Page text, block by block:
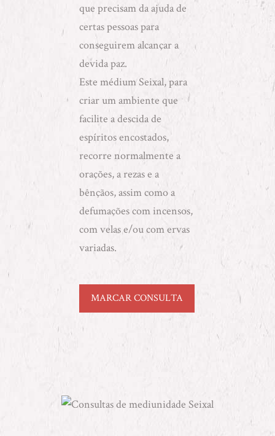
que precisam da ajuda de
certas pessoas para
conseguirem alcançar a
devida paz.
Este médium Seixal, para
criar um ambiente que
facilite a descida de
espíritos encostados,
recorre normalmente a
orações, a rezas e a
bênçãos, assim como a
defumações com incensos,
com velas e/ou com ervas
variadas.
MARCAR CONSULTA